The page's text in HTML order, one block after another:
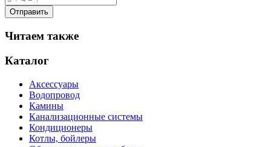
Читаем также
Каталог
Аксессуары
Водопровод
Камины
Канализационные системы
Кондиционеры
Котлы, бойлеры